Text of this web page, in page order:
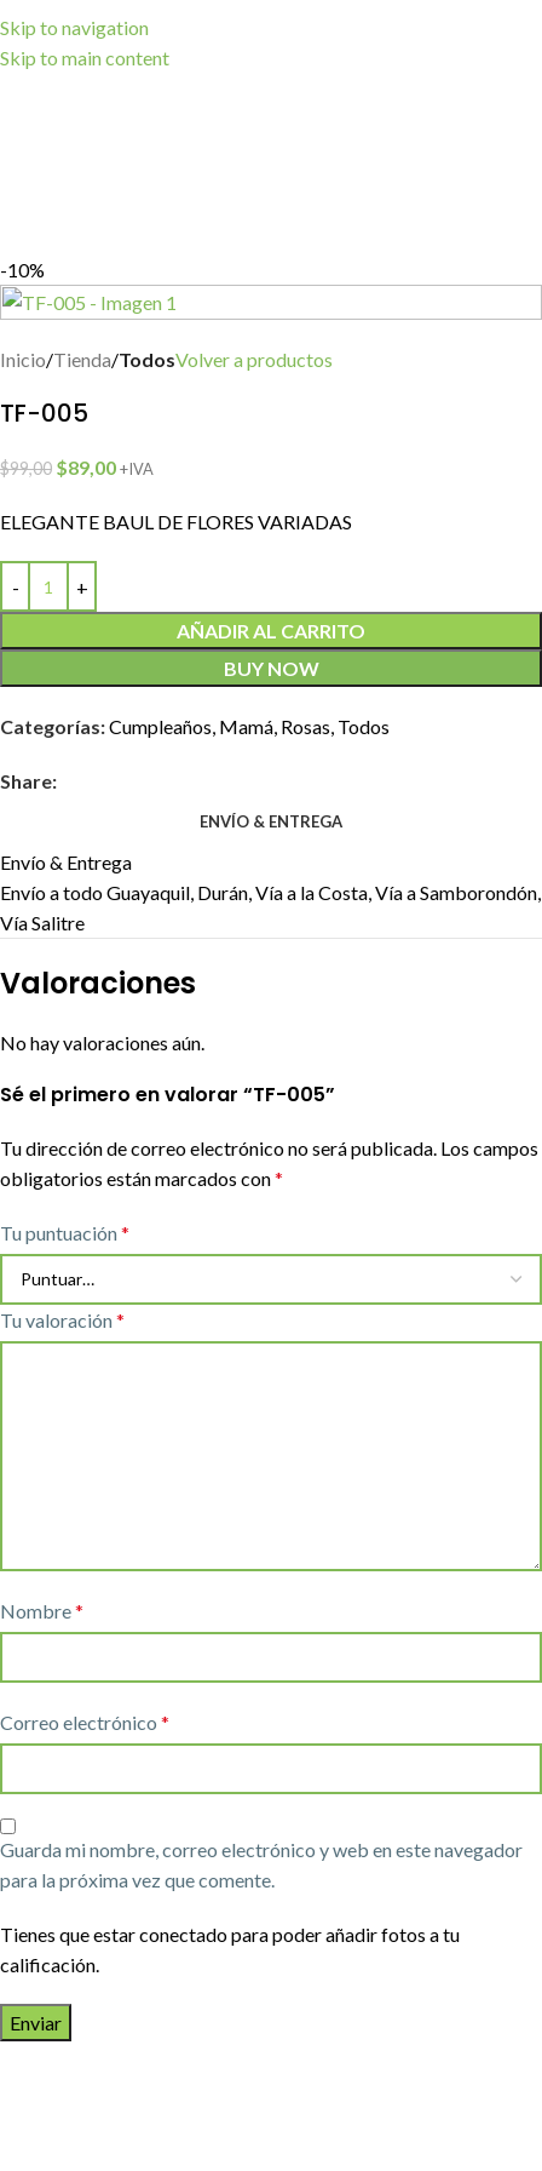
Skip to navigation
Skip to main content
-10%
Inicio Tienda TodosVolver a productos
TF-005
$99,00 $89,00+IVA
ELEGANTE BAUL DE FLORES VARIADAS
AÑADIR AL CARRITO
BUY NOW
Categorías:Cumpleaños, Mamá, Rosas, Todos
Share:
ENVÍO & ENTREGA
Envío & Entrega
Envío a todo Guayaquil, Durán, Vía a la Costa, Vía a Samborondón,
Vía Salitre
Valoraciones
No hay valoraciones aún.
Sé el primero en valorar “TF-005”
Tu dirección de correo electrónico no será publicada. Los campos
obligatorios están marcados con*
Tu puntuación*
Tu valoración*
Nombre*
Correo electrónico *
Guarda mi nombre, correo electrónico y web en este navegador
para la próxima vez que comente.
Tienes que estar conectado para poder añadir fotos a tu
calificación.